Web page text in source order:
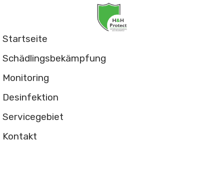
Startseite
Schädlingsbekämpfung
Monitoring
Desinfektion
Servicegebiet
Kontakt